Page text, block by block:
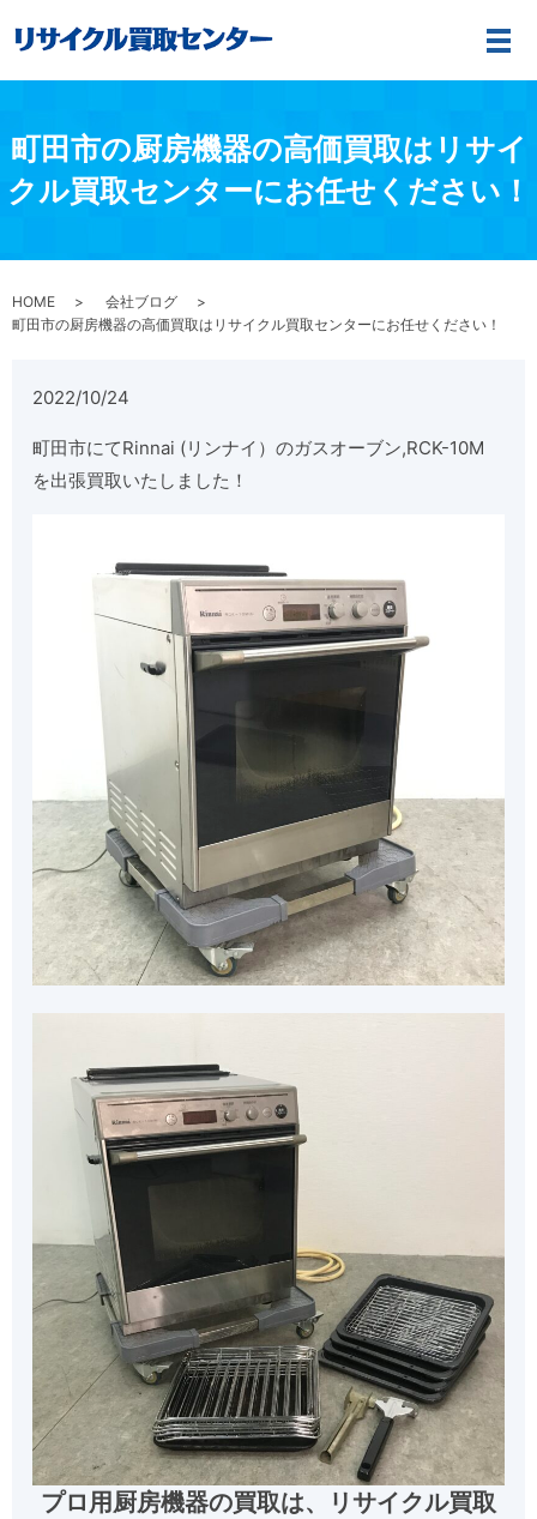
メ
町田市の厨房機器の高価買取はリサイ
クル買取センターにお任せください！
HOME
会社ブログ
町田市の厨房機器の高価買取はリサイクル買取センターにお任せください！
2022/10/24
町田市にてRinnai (リンナイ）のガスオーブン,RCK-10M
を出張買取いたしました！
プロ用厨房機器の買取は、リサイクル買取